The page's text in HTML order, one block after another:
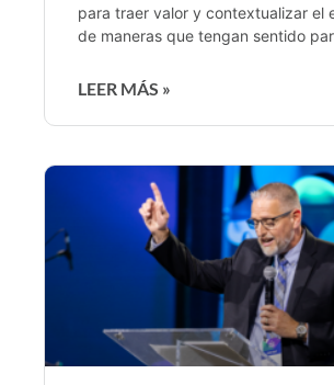
para traer valor y contextualizar el
de maneras que tengan sentido
LEER MÁS »